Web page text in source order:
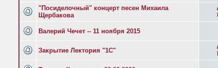
"Посиделочный" концерт песен Михаила
Щербакова
Валерий Чечет -- 11 ноября 2015
Закрытие Лектория "1С"